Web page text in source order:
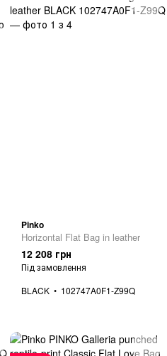
Pinko
Horizontal Flat Bag in leather
12 208 грн
Під замовлення
BLACK
102747A0F1-Z99Q